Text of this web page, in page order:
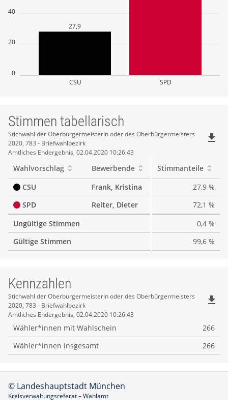
0
20
40
CSU SPD
27,9
Stimmen tabellarisch
Stimmen
tabellarisch
Stichwahl der Oberbürgermeisterin oder des Oberbürgermeisters
2020, 783 - Briefwahlbezirk
Amtliches Endergebnis, 02.04.2020 10:26:43
file_download
Wahlvorschlag Bewerbende
Stimmanteile
CSU
Frank, Kristina
27,9 %
SPD
Reiter, Dieter
72,1 %
Ungültige Stimmen
0,4 %
Gültige Stimmen
99,6 %
Kennzahlen
Kennzahlen
Stichwahl der Oberbürgermeisterin oder des Oberbürgermeisters
2020, 783 - Briefwahlbezirk
Amtliches Endergebnis, 02.04.2020 10:26:43
file_download
Wähler*innen mit Wahlschein
266
Wähler*innen insgesamt
266
© Landeshauptstadt München
Kreisverwaltungsreferat – Wahlamt